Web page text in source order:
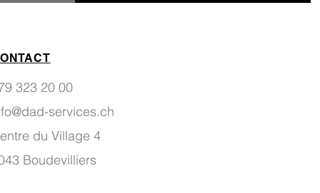
323 20 00
services.ch
du Village 4
Boudevilliers